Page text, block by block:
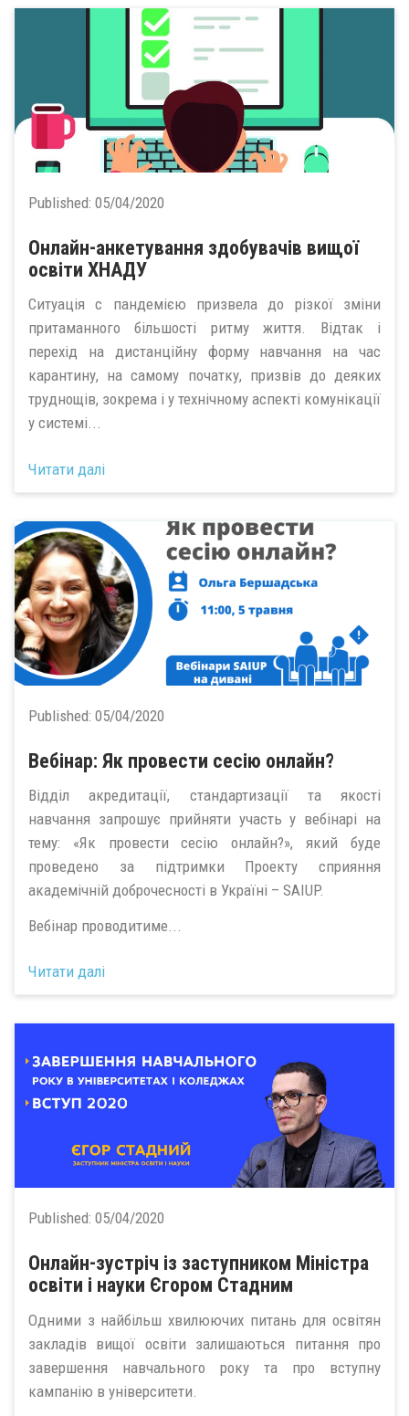
Published: 05/04/2020
Онлайн-анкетування здобувачів вищої
освіти ХНАДУ
Ситуація с пандемією призвела до різкої зміни
притаманного більшості ритму життя. Відтак і
перехід на дистанційну форму навчання на час
карантину, на самому початку, призвів до деяких
труднощів, зокрема і у технічному аспекті комунікації
у системі...
Читати далі
Published: 05/04/2020
Вебінар: Як провести сесію онлайн?
Відділ акредитації, стандартизації та якості
навчання запрошує прийняти участь у вебінарі на
тему: «Як провести сесію онлайн?», який буде
проведено за підтримки Проекту сприяння
академічній доброчесності в Україні – SAIUP.
Вебінар проводитиме...
Читати далі
Published: 05/04/2020
Онлайн-зустріч із заступником Міністра
освіти і науки Єгором Стадним
Одними з найбільш хвилюючих питань для освітян
закладів вищої освіти залишаються питання про
завершення навчального року та про вступну
кампанію в університети.